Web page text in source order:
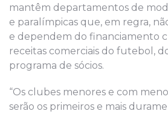
mantêm departamentos de
e paralímpicas que, em regra,
e dependem do financiamento
receitas comerciais do futebol,
programa de sócios.
“Os clubes menores e com
serão os primeiros e mais